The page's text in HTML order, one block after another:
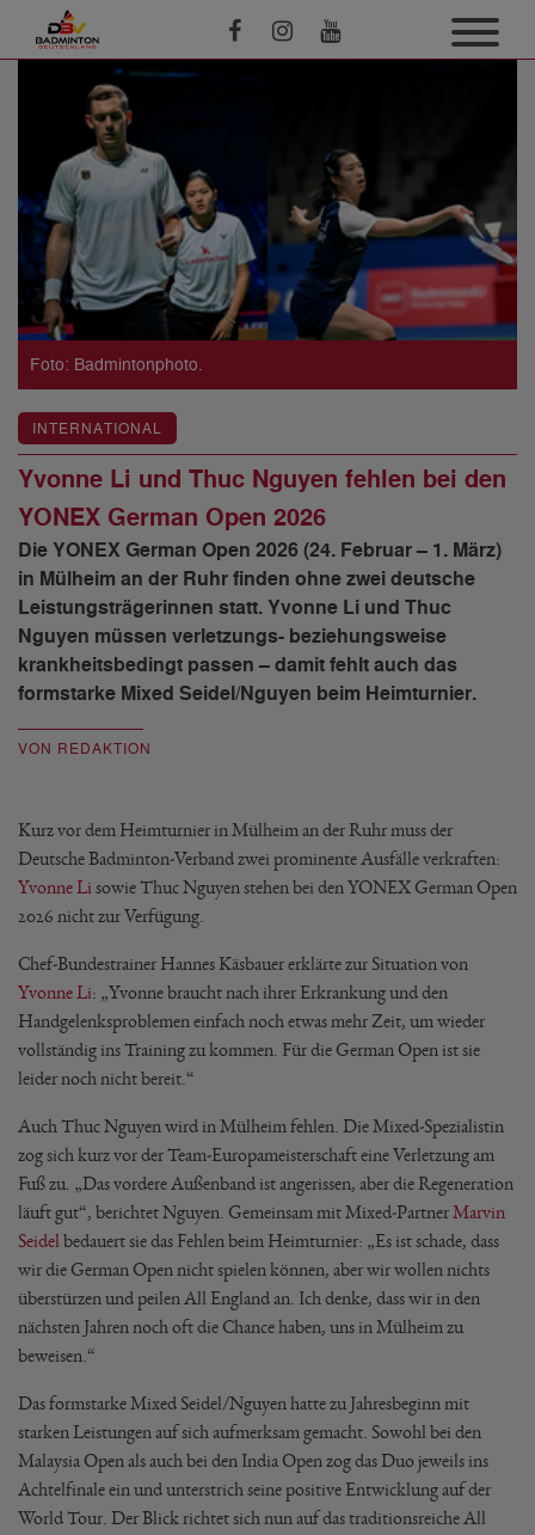
Foto: Badmintonphoto.
INTERNATIONAL
Yvonne Li und Thuc Nguyen fehlen bei den
YONEX German Open 2026
Die YONEX German Open 2026 (24. Februar – 1. März)
in Mülheim an der Ruhr finden ohne zwei deutsche
Leistungsträgerinnen statt. Yvonne Li und Thuc
Nguyen müssen verletzungs- beziehungsweise
krankheitsbedingt passen – damit fehlt auch das
formstarke Mixed Seidel/Nguyen beim Heimturnier.
VON REDAKTION
Kurz vor dem Heimturnier in Mülheim an der Ruhr muss der
Deutsche Badminton-Verband zwei prominente Ausfälle verkraften:
Yvonne Li sowie Thuc Nguyen stehen bei den YONEX German Open
2026 nicht zur Verfügung.
Chef-Bundestrainer Hannes Käsbauer erklärte zur Situation von
Yvonne Li: „Yvonne braucht nach ihrer Erkrankung und den
Handgelenksproblemen einfach noch etwas mehr Zeit, um wieder
vollständig ins Training zu kommen. Für die German Open ist sie
leider noch nicht bereit.“
Auch Thuc Nguyen wird in Mülheim fehlen. Die Mixed-Spezialistin
zog sich kurz vor der Team-Europameisterschaft eine Verletzung am
Fuß zu. „Das vordere Außenband ist angerissen, aber die Regeneration
läuft gut“, berichtet Nguyen. Gemeinsam mit Mixed-PartnerMarvin
Seidel bedauert sie das Fehlen beim Heimturnier: „Es ist schade, dass
wir die German Open nicht spielen können, aber wir wollen nichts
überstürzen und peilen All England an. Ich denke, dass wir in den
nächsten Jahren noch oft die Chance haben, uns in Mülheim zu
beweisen.“
Das formstarke Mixed Seidel/Nguyen hatte zu Jahresbeginn mit
starken Leistungen auf sich aufmerksam gemacht. Sowohl bei den
Malaysia Open als auch bei den India Open zog das Duo jeweils ins
Achtelfinale ein und unterstrich seine positive Entwicklung auf der
World Tour. Der Blick richtet sich nun auf das traditionsreiche All